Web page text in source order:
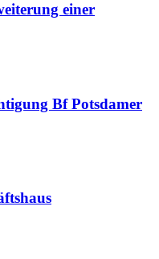
einer
Bf Potsdamer